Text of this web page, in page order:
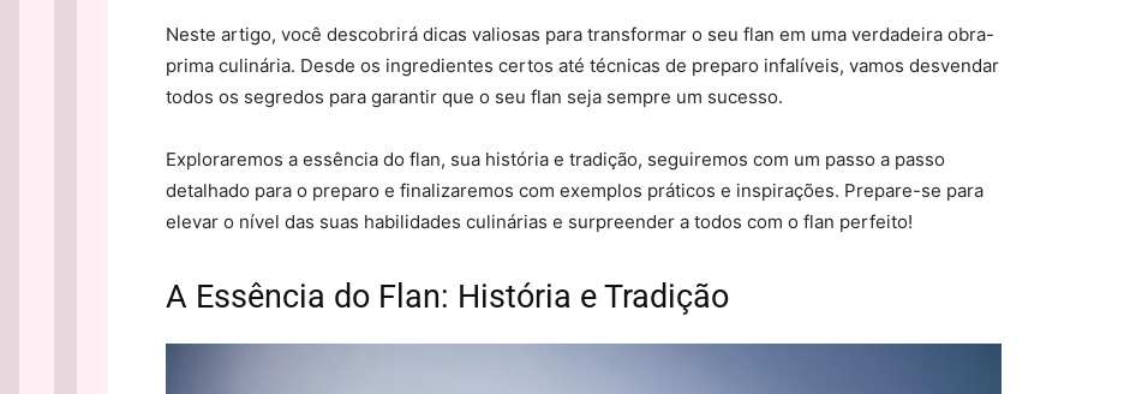
Neste artigo, você descobrirá dicas valiosas para transformar o seu flan em uma verdadeira obra-
prima culinária. Desde os ingredientes certos até técnicas de preparo infalíveis, vamos desvendar
todos os segredos para garantir que o seu flan seja sempre um sucesso.
Exploraremos a essência do flan, sua história e tradição, seguiremos com um passo a passo
detalhado para o preparo e finalizaremos com exemplos práticos e inspirações. Prepare-se para
elevar o nível das suas habilidades culinárias e surpreender a todos com o flan perfeito!
A Essência do Flan: História e Tradição